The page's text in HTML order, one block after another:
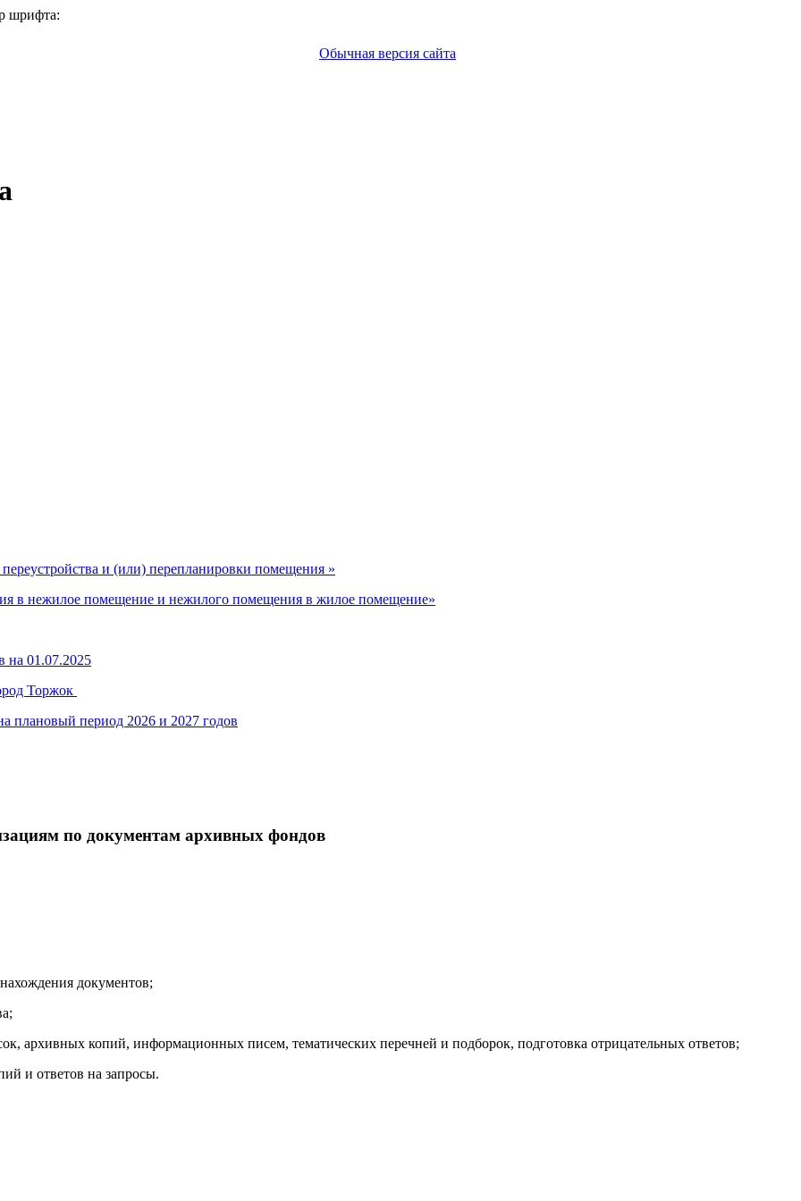
шрифта:
Обычная версия сайта
и (или) перепланировки помещения »
в нежилое помещение и нежилого помещения в жилое помещение»
на 01.07.2025
Торжок
плановый период 2026 и 2027 годов
по документам архивных фондов
документов;
архивных копий, информационных писем, тематических перечней и подборок, подготовка отрицательных ответов;
и ответов на запросы.